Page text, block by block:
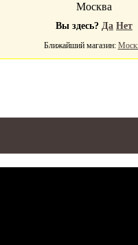
Москва
Вы здесь? Да Нет
Ближайший магазин: